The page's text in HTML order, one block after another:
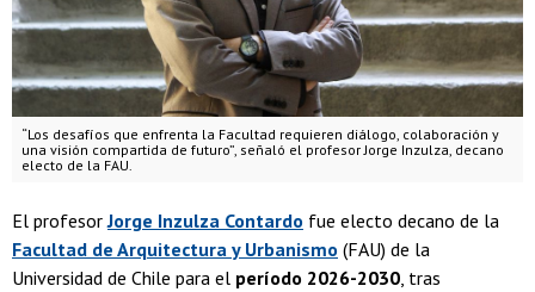
“Los desafíos que enfrenta la Facultad requieren diálogo, colaboración y
una visión compartida de futuro”, señaló el profesor Jorge Inzulza, decano
electo de la FAU.
El profesorJorge Inzulza Contardo fue electo decano de la
Facultad de Arquitectura y Urbanismo (FAU) de la
Universidad de Chile para el período 2026-2030 , tras